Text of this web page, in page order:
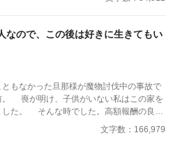
しい。 義務だと言いながら用意されるドレ
アーナの好物ばかり。 庭でふらつけば、
彼に狂おしいほど強く抱きしめられ、 他
っても）と親しげに話すだけで、その綺麗
い公爵様のはずな
の!?） スチュワートの重すぎ
弄され、戸惑うリリアーナ。 やがて耐え
いて城を出ようとした時、完璧だった公
なので、この後は好きに生きてもい
もなかった旦那様が魔物討伐中の事故で
を
額報酬の良い
て頂いたのです。 その仕事内容とは高貴
うでした。非常に悩みましたが、家を出
文字数：166,979